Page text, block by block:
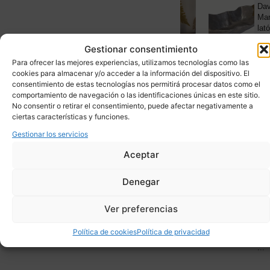
Gestionar consentimiento
Para ofrecer las mejores experiencias, utilizamos tecnologías como las
cookies para almacenar y/o acceder a la información del dispositivo. El
consentimiento de estas tecnologías nos permitirá procesar datos como el
comportamiento de navegación o las identificaciones únicas en este sitio.
No consentir o retirar el consentimiento, puede afectar negativamente a
ciertas características y funciones.
Gestionar los servicios
Aceptar
Denegar
Ver preferencias
Política de cookiesPolítica de privacidad
lámparas
mesa,
y al
ácido,
firmadas
F.J.,...
CRISTAL
MESA,
...